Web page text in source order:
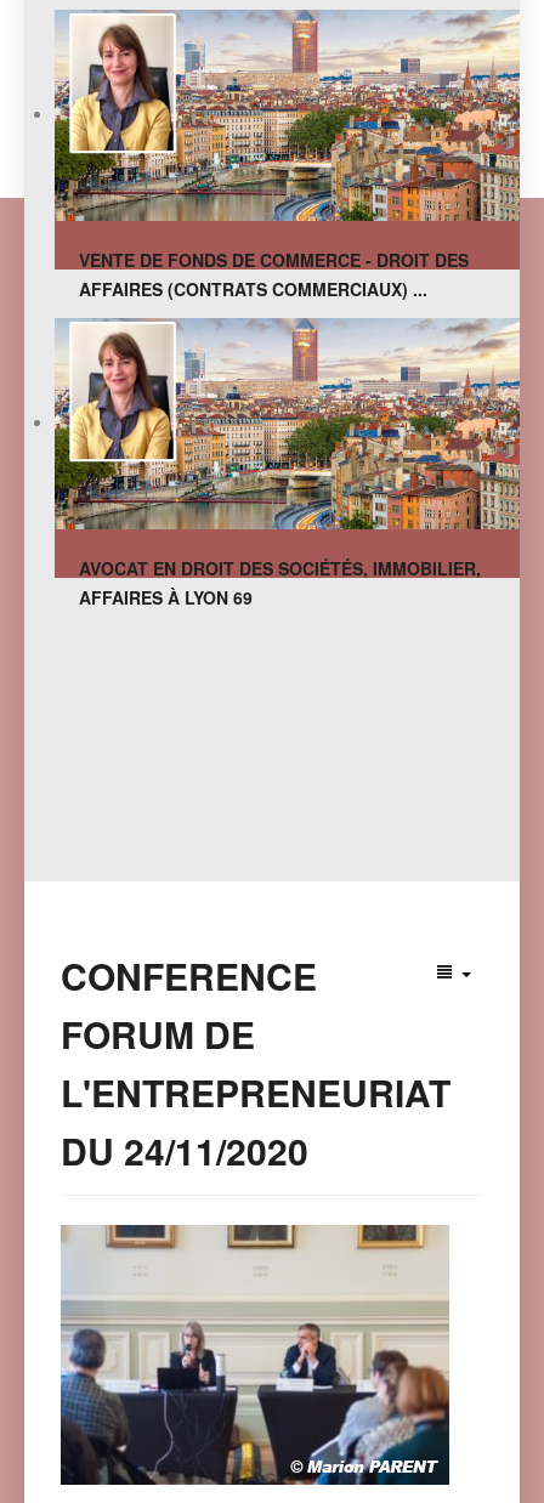
VENTE DE FONDS DE COMMERCE - DROIT DES
AFFAIRES (CONTRATS COMMERCIAUX) ...
AVOCAT EN DROIT DES SOCIÉTÉS, IMMOBILIER,
AFFAIRES À LYON 69
CONFERENCE
FORUM DE
L'ENTREPRENEURIAT
DU 24/11/2020